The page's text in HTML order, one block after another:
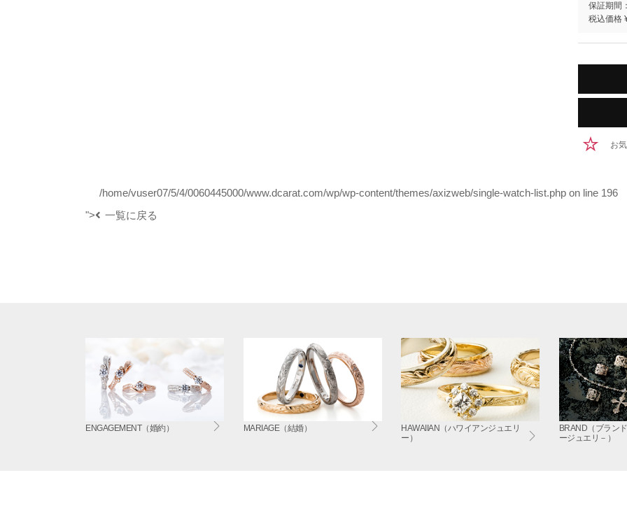
保証期間
税込価格
お
/home/vuser07/5/4/0060445000/www.dcarat.com/wp/wp-content/themes/axizweb/single-watch-list.php on line 196
">
一覧に戻る
ENGAGEMENT（婚約） MARIAGE（結婚）
HAWAIIAN（ハワイアンジュエリ
ー）
BRAND（ブラン
ージュエリ－）